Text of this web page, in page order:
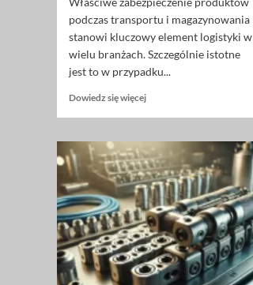
podczas transportu i magazynowania
stanowi kluczowy element logistyki w
wielu branżach. Szczególnie istotne
jest to w przypadku...
Dowiedz się więcejDowiedz
o
Przekładki
piankowe
–
skuteczna
ochrona
przedmiotów
podczas
transportu
i